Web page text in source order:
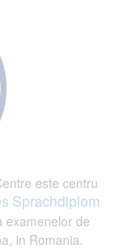
este centru
Sprachdiplom
examenelor de
in Romania.